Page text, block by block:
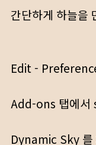
간단하게 하늘을
Edit -
Add-ons 탭에서
Dynamic Sky 를